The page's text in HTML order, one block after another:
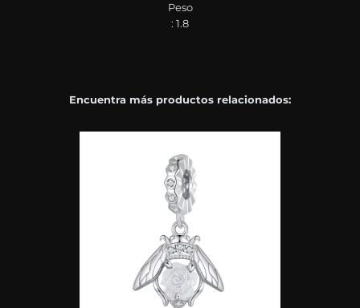
Peso
: 1.8
Encuentra más productos relacionados: